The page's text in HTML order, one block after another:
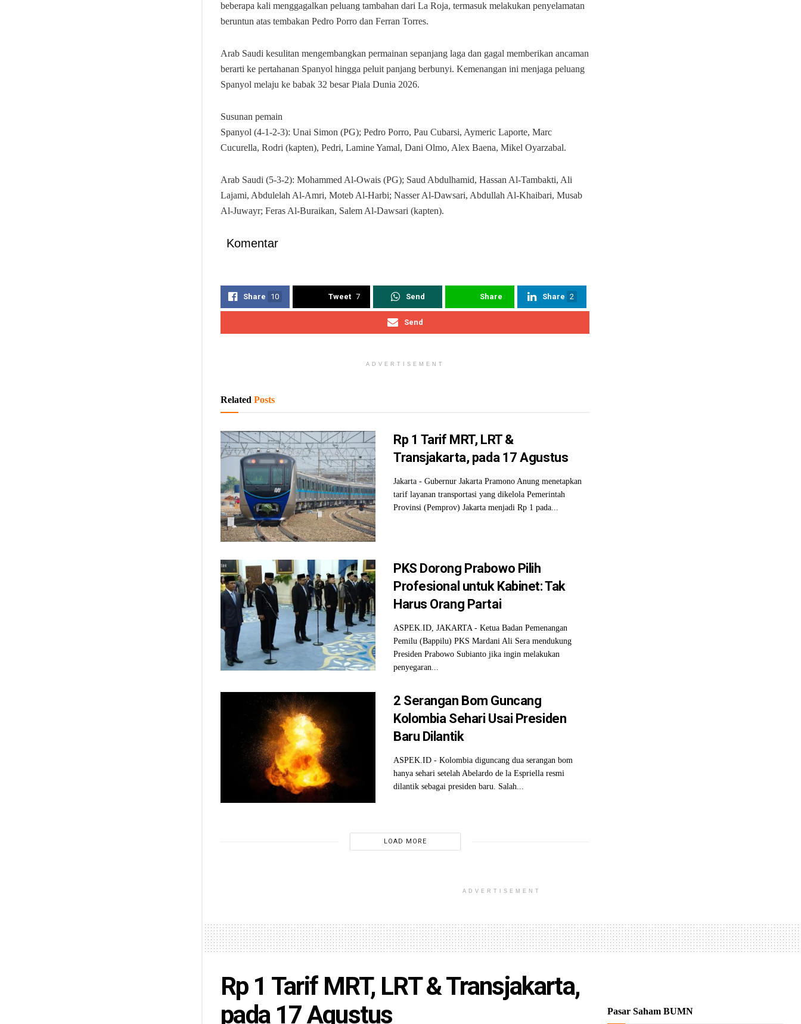
beberapa kali menggagalkan peluang tambahan dari La Roja, termasuk melakukan penyelamatan
beruntun atas tembakan Pedro Porro dan Ferran Torres.
Arab Saudi kesulitan mengembangkan permainan sepanjang laga dan gagal memberikan ancaman
berarti ke pertahanan Spanyol hingga peluit panjang berbunyi. Kemenangan ini menjaga peluang
Spanyol melaju ke babak 32 besar Piala Dunia 2026.
Susunan pemain
Spanyol (4-1-2-3): Unai Simon (PG); Pedro Porro, Pau Cubarsi, Aymeric Laporte, Marc
Cucurella, Rodri (kapten), Pedri, Lamine Yamal, Dani Olmo, Alex Baena, Mikel Oyarzabal.
Arab Saudi (5-3-2): Mohammed Al-Owais (PG); Saud Abdulhamid, Hassan Al-Tambakti, Ali
Lajami, Abdulelah Al-Amri, Moteb Al-Harbi; Nasser Al-Dawsari, Abdullah Al-Khaibari, Musab
Al-Juwayr; Feras Al-Buraikan, Salem Al-Dawsari (kapten).
Komentar
Share 10 Tweet 7 Send Share Share 2
Send
ADVERTISEMENT
Related Posts
Rp 1 Tarif MRT, LRT &
Transjakarta, pada 17 Agustus
Jakarta - Gubernur Jakarta Pramono Anung menetapkan
tarif layanan transportasi yang dikelola Pemerintah
Provinsi (Pemprov) Jakarta menjadi Rp 1 pada...
PKS Dorong Prabowo Pilih
Profesional untuk Kabinet: Tak
Harus Orang Partai
ASPEK.ID, JAKARTA - Ketua Badan Pemenangan
Pemilu (Bappilu) PKS Mardani Ali Sera mendukung
Presiden Prabowo Subianto jika ingin melakukan
penyegaran...
2 Serangan Bom Guncang
Kolombia Sehari Usai Presiden
Baru Dilantik
ASPEK.ID - Kolombia diguncang dua serangan bom
hanya sehari setelah Abelardo de la Espriella resmi
dilantik sebagai presiden baru. Salah...
LOAD MORE
ADVERTISEMENT
Rp 1 Tarif MRT, LRT & Transjakarta,
pada 17 Agustus
Pasar Saham BUMN